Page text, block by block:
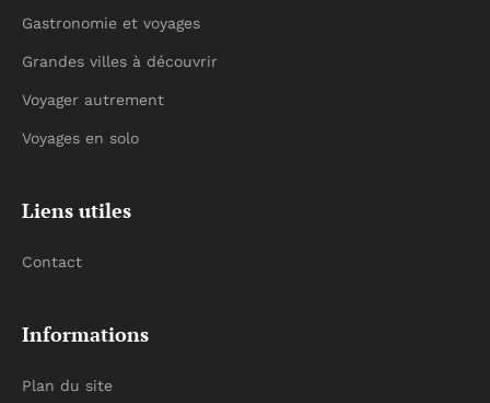
Gastronomie et voyages
Grandes villes à découvrir
Voyager autrement
Voyages en solo
Liens utiles
Contact
Informations
Plan du site